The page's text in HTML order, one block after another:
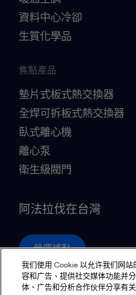
資料中心冷卻
生質化學品
焦點產品
墊片式板式熱交換器
全焊可拆板式熱交換器
臥式離心機
離心泵
衛生級閥門
阿法拉伐在台灣
營運據點
我们使用 Cookie 以允许我们网
容和广告、提供社交媒体功能并
体、广告和分析合作伙伴分享有